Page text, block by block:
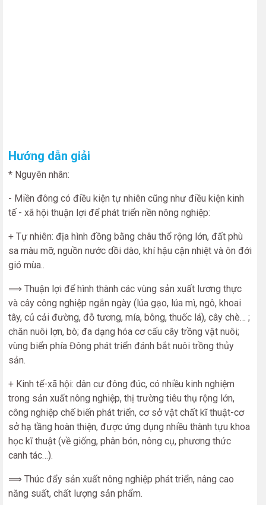
Hướng dẫn giải
* Nguyên nhân:
- Miền đông có điều kiện tự nhiên cũng như điều kiện kinh
tế - xã hội thuận lợi để phát triển nền nông nghiệp:
+ Tự nhiên: địa hình đồng bằng châu thổ rộng lớn, đất phù
sa màu mỡ, nguồn nước dồi dào, khí hậu cận nhiệt và ôn đới
gió mùa..
⟹ Thuận lợi để hình thành các vùng sản xuất lương thực
và cây công nghiệp ngắn ngày (lúa gạo, lúa mì, ngô, khoai
tây, củ cải đường, đỗ tương, mía, bông, thuốc lá), cây chè… ;
chăn nuôi lợn, bò; đa dạng hóa cơ cấu cây trồng vật nuôi;
vùng biển phía Đông phát triển đánh bắt nuôi trồng thủy
sản.
+ Kinh tế-xã hội: dân cư đông đúc, có nhiều kinh nghiệm
trong sản xuất nông nghiệp, thị trường tiêu thụ rộng lớn,
công nghiệp chế biến phát triển, cơ sở vật chất kĩ thuật-cơ
sở hạ tầng hoàn thiện, được ứng dụng nhiều thành tựu khoa
học kĩ thuật (về giống, phân bón, nông cụ, phương thức
canh tác…).
⟹ Thúc đẩy sản xuất nông nghiệp phát triển, nâng cao
năng suất, chất lượng sản phẩm.